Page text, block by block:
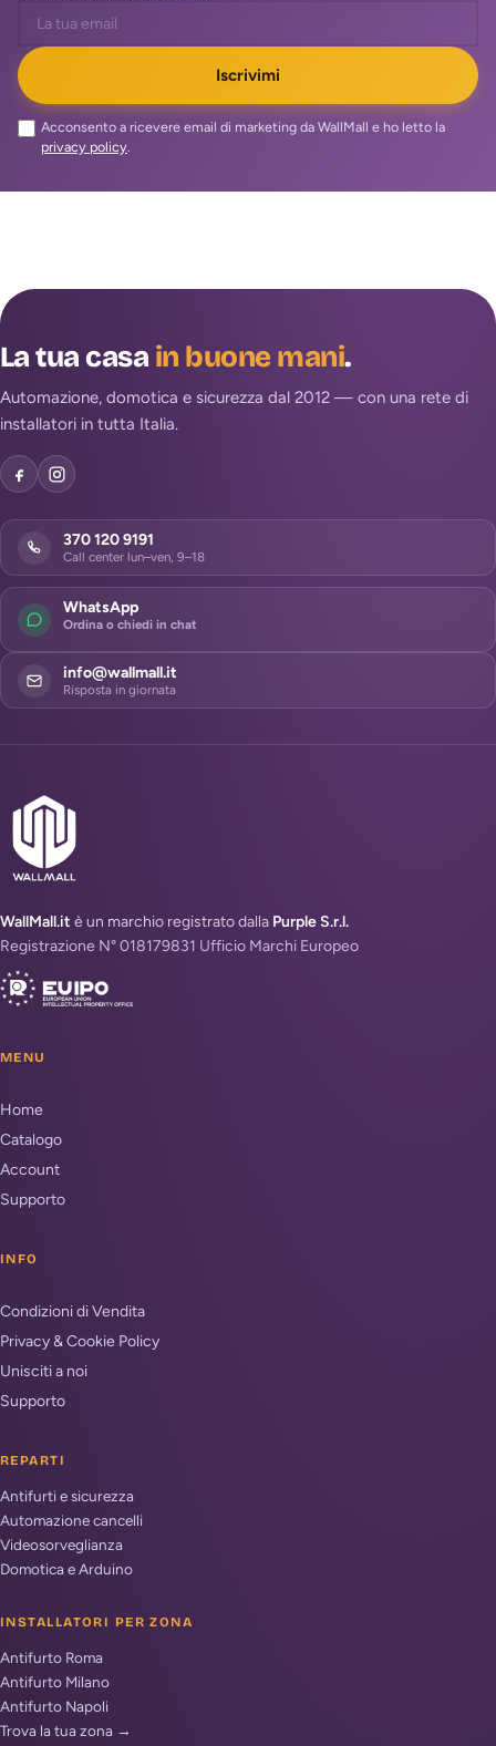
Iscrivimi
Acconsento a ricevere email di marketing da WallMall e ho letto la
privacy policy.
La tua casain buone mani.
Automazione, domotica e sicurezza dal 2012 — con una rete di
installatori in tutta Italia.
370 120 9191
Call center lun–ven, 9–18
WhatsApp
Ordina o chiedi in chat
info@wallmall.it
Risposta in giornata
WallMall.it è un marchio registrato dalla Purple S.r.l.
Registrazione N° 018179831 Ufficio Marchi Europeo
MENU
Home
Catalogo
Account
Supporto
INFO
Condizioni di Vendita
Privacy & Cookie Policy
Unisciti a noi
Supporto
REPARTI
Antifurti e sicurezza
Automazione cancelli
Videosorveglianza
Domotica e Arduino
INSTALLATORI PER ZONA
Antifurto Roma
Antifurto Milano
Antifurto Napoli
Trova la tua zona →